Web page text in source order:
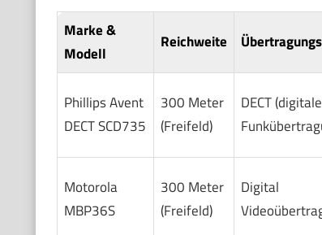
Marke &
Modell
Reichweite
Phillips Avent
DECT SCD735
300 Meter
(Freifeld)
DECT (digitale
Motorola
MBP36S
300 Meter
(Freifeld)
Digital